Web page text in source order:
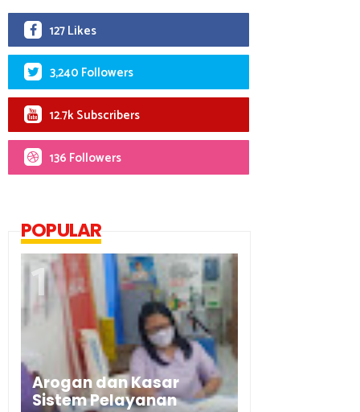
127 Likes
3,240 Followers
12.7k Subscribers
136 Followers
POPULAR
Arogan dan Kasar
Sistem Pelayanan